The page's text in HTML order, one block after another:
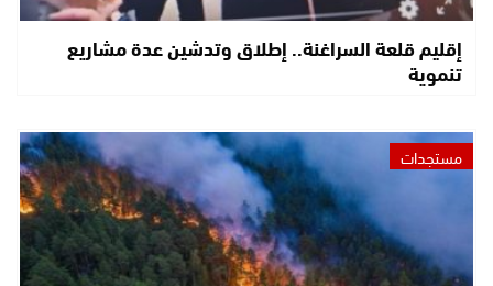
إقليم قلعة السراغنة.. إطلاق وتدشين عدة مشاريع
تنموية
مستجدات